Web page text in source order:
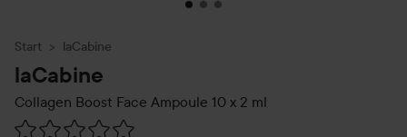
Start laCabine
laCabine
Collagen Boost Face Ampoule 10 x 2 ml
Ga naar Reviews & reacties